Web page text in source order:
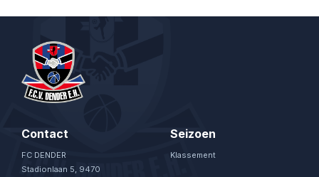
Contact
FC DENDER
Stadionlaan 5, 9470
Seizoen
Klassement